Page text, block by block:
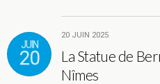
JUIN
20
20 JUIN 2025
La Statue de
Nîmes